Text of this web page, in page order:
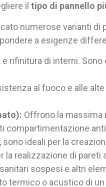
il tipo di pannello
numerose varianti
a esigenze
rifinitura di interni.
al fuoco e alle
Offrono la
compartimentazione
ideali per la
la realizzazione di
sospesi e altri
termico o acustico di